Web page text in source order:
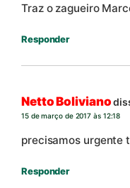
Traz o zagueiro
Responder
Netto Boliviano
15 de março de 2017 às 12:18
precisamos urgente
Responder